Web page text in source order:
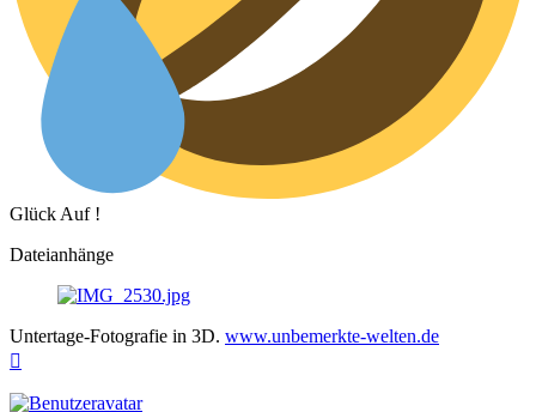
Glück Auf !
Dateianhänge
Untertage-Fotografie in 3D. www.unbemerkte-welten.de